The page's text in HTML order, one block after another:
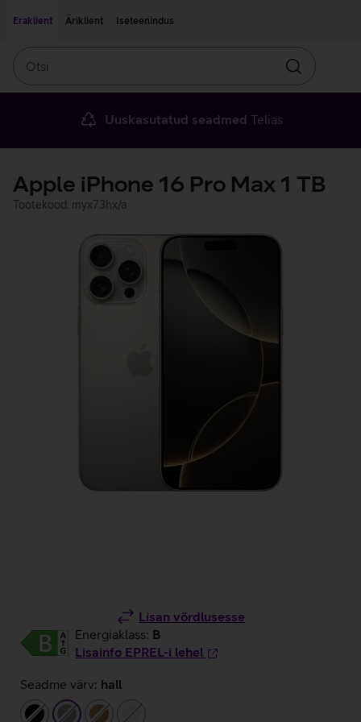
Eraklient
Äriklient Iseteenindus
Otsin
Uuskasutatud seadmed Telias
Apple iPhone 16 Pro Max 1 TB
Tootekood: myx73hx/a
Lisan võrdlusesse
Energiaklass: B
Lisainfo EPREL-i lehel
Seadme värv: hall
must
hall pronksvalge